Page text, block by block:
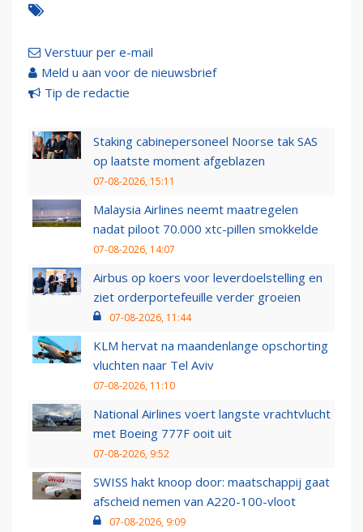
Verstuur per e-mail
Meld u aan voor de nieuwsbrief
Tip de redactie
Staking cabinepersoneel Noorse tak SAS
op laatste moment afgeblazen
07-08-2026, 15:11
Malaysia Airlines neemt maatregelen
nadat piloot 70.000 xtc-pillen smokkelde
07-08-2026, 14:07
Airbus op koers voor leverdoelstelling en
ziet orderportefeuille verder groeien
07-08-2026, 11:44
KLM hervat na maandenlange opschorting
vluchten naar Tel Aviv
07-08-2026, 11:10
National Airlines voert langste vrachtvlucht
met Boeing 777F ooit uit
07-08-2026, 9:52
SWISS hakt knoop door: maatschappij gaat
afscheid nemen van A220-100-vloot
07-08-2026, 9:09